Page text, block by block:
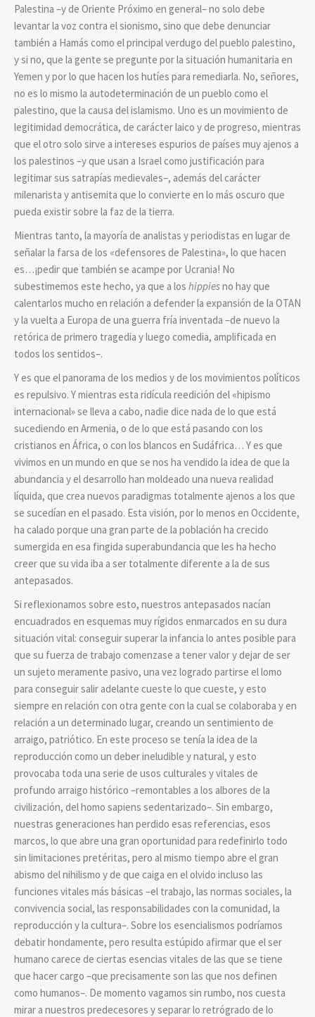
Palestina –y de Oriente Próximo en general– no solo debe
levantar la voz contra el sionismo, sino que debe denunciar
también a Hamás como el principal verdugo del pueblo palestino,
y si no, que la gente se pregunte por la situación humanitaria en
Yemen y por lo que hacen los hutíes para remediarla. No, señores,
no es lo mismo la autodeterminación de un pueblo como el
palestino, que la causa del islamismo. Uno es un movimiento de
legitimidad democrática, de carácter laico y de progreso, mientras
que el otro solo sirve a intereses espurios de países muy ajenos a
los palestinos –y que usan a Israel como justificación para
legitimar sus satrapías medievales–, además del carácter
milenarista y antisemita que lo convierte en lo más oscuro que
pueda existir sobre la faz de la tierra.
Mientras tanto, la mayoría de analistas y periodistas en lugar de
señalar la farsa de los «defensores de Palestina», lo que hacen
es…¡pedir que también se acampe por Ucrania! No
subestimemos este hecho, ya que a los hippiesno hay que
calentarlos mucho en relación a defender la expansión de la OTAN
y la vuelta a Europa de una guerra fría inventada –de nuevo la
retórica de primero tragedia y luego comedia, amplificada en
todos los sentidos–.
Y es que el panorama de los medios y de los movimientos políticos
es repulsivo. Y mientras esta ridícula reedición del «hipismo
internacional» se lleva a cabo, nadie dice nada de lo que está
sucediendo en Armenia, o de lo que está pasando con los
cristianos en África, o con los blancos en Sudáfrica… Y es que
vivimos en un mundo en que se nos ha vendido la idea de que la
abundancia y el desarrollo han moldeado una nueva realidad
líquida, que crea nuevos paradigmas totalmente ajenos a los que
se sucedían en el pasado. Esta visión, por lo menos en Occidente,
ha calado porque una gran parte de la población ha crecido
sumergida en esa fingida superabundancia que les ha hecho
creer que su vida iba a ser totalmente diferente a la de sus
antepasados.
Si reflexionamos sobre esto, nuestros antepasados nacían
encuadrados en esquemas muy rígidos enmarcados en su dura
situación vital: conseguir superar la infancia lo antes posible para
que su fuerza de trabajo comenzase a tener valor y dejar de ser
un sujeto meramente pasivo, una vez logrado partirse el lomo
para conseguir salir adelante cueste lo que cueste, y esto
siempre en relación con otra gente con la cual se colaboraba y en
relación a un determinado lugar, creando un sentimiento de
arraigo, patriótico. En este proceso se tenía la idea de la
reproducción como un deber ineludible y natural, y esto
provocaba toda una serie de usos culturales y vitales de
profundo arraigo histórico –remontables a los albores de la
civilización, del homo sapiens sedentarizado–. Sin embargo,
nuestras generaciones han perdido esas referencias, esos
marcos, lo que abre una gran oportunidad para redefinirlo todo
sin limitaciones pretéritas, pero al mismo tiempo abre el gran
abismo del nihilismo y de que caiga en el olvido incluso las
funciones vitales más básicas –el trabajo, las normas sociales, la
convivencia social, las responsabilidades con la comunidad, la
reproducción y la cultura–. Sobre los esencialismos podríamos
debatir hondamente, pero resulta estúpido afirmar que el ser
humano carece de ciertas esencias vitales de las que se tiene
que hacer cargo –que precisamente son las que nos definen
como humanos–. De momento vagamos sin rumbo, nos cuesta
mirar a nuestros predecesores y separar lo retrógrado de lo